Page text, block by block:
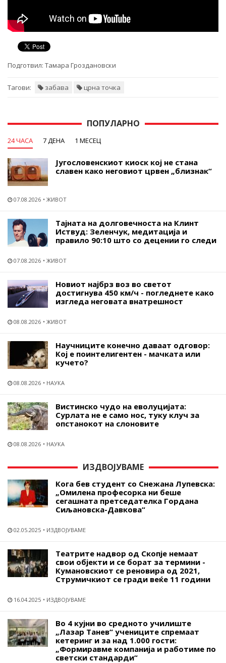
Подготвил: Тамара Гроздановски
Тагови: забава црна точка
ПОПУЛАРНО
24 ЧАСА 7 ДЕНА 1 МЕСЕЦ
Југословенскиот киоск кој не стана
славен како неговиот црвен „близнак“
07.08.2026 ЖИВОТ
Тајната на долговечноста на Клинт
Иствуд: Зеленчук, медитација и
правило 90:10 што со децении го следи
07.08.2026 ЖИВОТ
Новиот најбрз воз во светот
достигнува 450 км/ч - погледнете како
изгледа неговата внатрешност
08.08.2026 ЖИВОТ
Научниците конечно даваат одговор:
Кој е поинтелигентен - мачката или
кучето?
08.08.2026 НАУКА
Вистинско чудо на еволуцијата:
Сурлата не е само нос, туку клуч за
опстанокот на слоновите
08.08.2026 НАУКА
ИЗДВОЈУВАМЕ
Кога бев студент со Снежана Лупевска:
„Омилена професорка ни беше
сегашната претседателка Гордана
Сиљановска-Давкова“
02.05.2025 ИЗДВОЈУВАМЕ
Театрите надвор од Скопје немаат
свои објекти и се борат за термини -
Кумановскиот се реновира од 2021,
Струмичкиот се гради веќе 11 години
16.04.2025 ИЗДВОЈУВАМЕ
Во 4 кујни во средното училиште
„Лазар Танев“ учениците спремаат
кетеринг и за над 1.000 гости:
„Формиравме компанија и работиме по
светски стандарди“